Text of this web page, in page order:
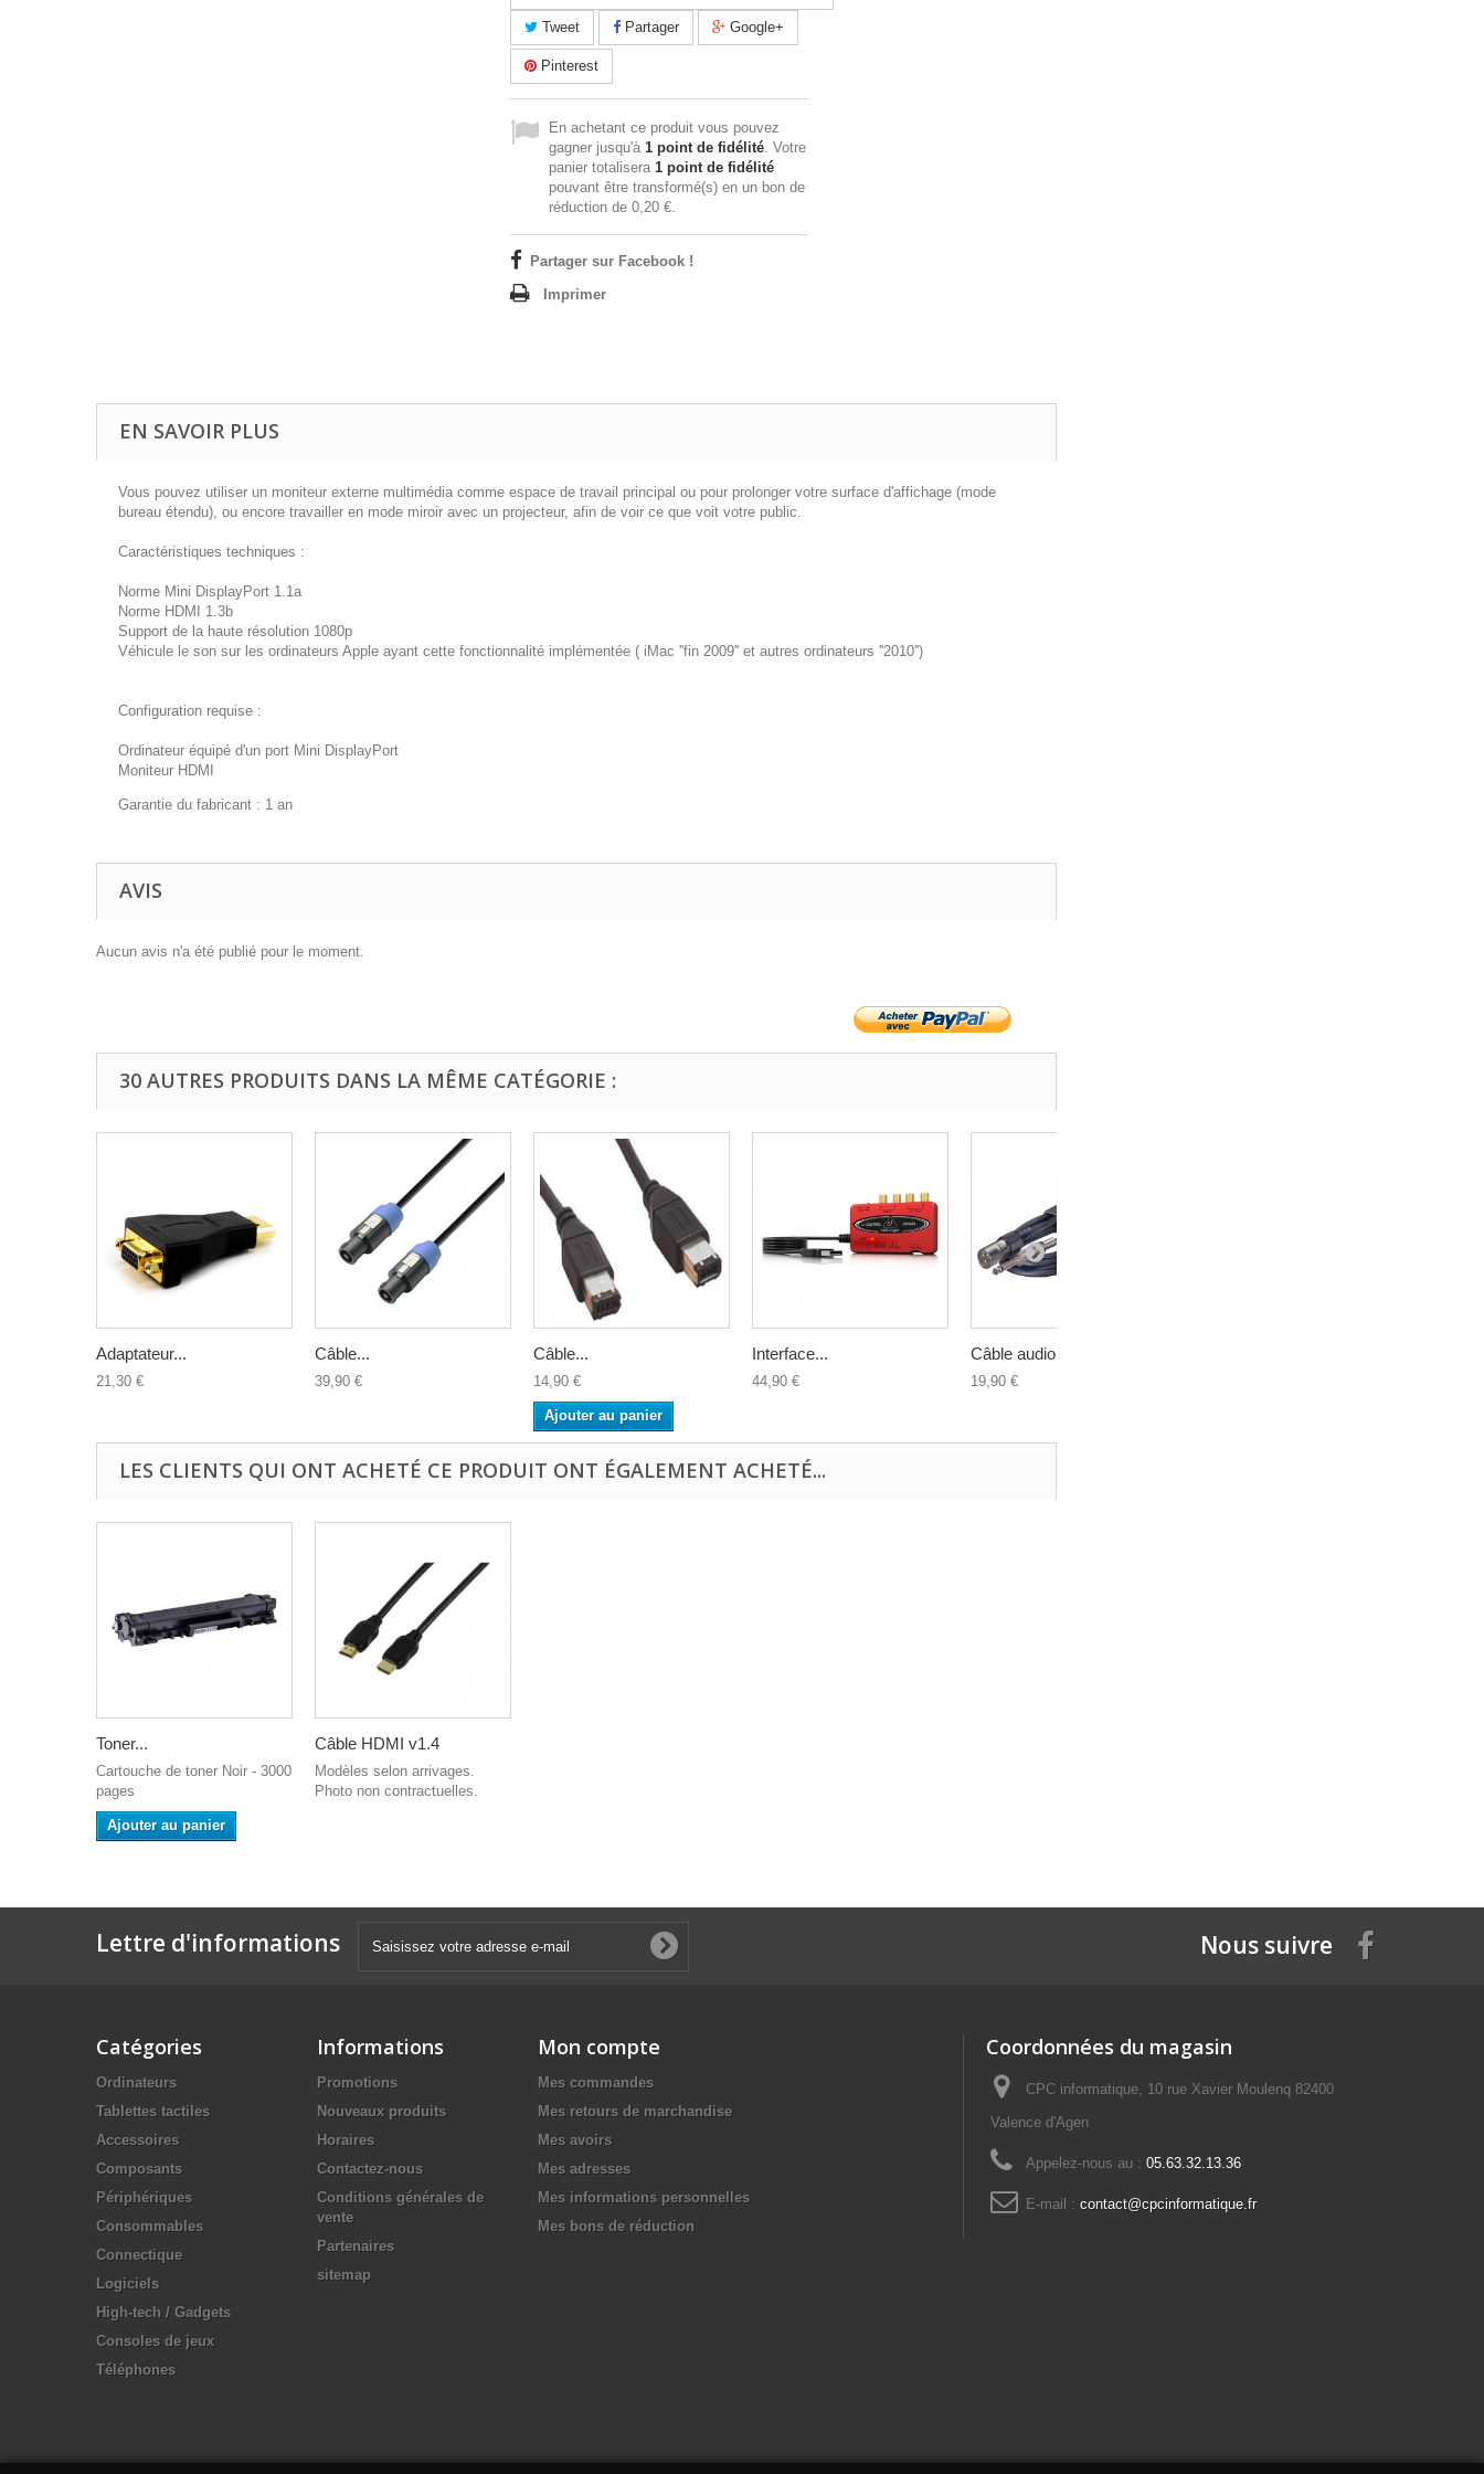
Tweet Partager Google+
Pinterest
En achetant ce produit vous pouvez
gagner jusqu'à 1 point de fidélité. Votre
panier totalisera 1 point de fidélité
pouvant être transformé(s) en un bon de
réduction de 0,20 €.
Partager sur Facebook !
Imprimer
EN SAVOIR PLUS
Vous pouvez utiliser un moniteur externe multimédia comme espace de travail principal ou pour prolonger votre surface d'affichage (mode
bureau étendu), ou encore travailler en mode miroir avec un projecteur, afin de voir ce que voit votre public.
Caractéristiques techniques :
Norme Mini DisplayPort 1.1a
Norme HDMI 1.3b
Support de la haute résolution 1080p
Véhicule le son sur les ordinateurs Apple ayant cette fonctionnalité implémentée ( iMac ''fin 2009'' et autres ordinateurs ''2010'')
Configuration requise :
Ordinateur équipé d'un port Mini DisplayPort
Moniteur HDMI
Garantie du fabricant : 1 an
AVIS
Aucun avis n'a été publié pour le moment.
30 AUTRES PRODUITS DANS LA MÊME CATÉGORIE :
Adaptateur...
21,30 €
Câble...
39,90 €
Câble...
14,90 €
Ajouter au panier
Interface...
44,90 €
Câble audio...
19,90 €
LES CLIENTS QUI ONT ACHETÉ CE PRODUIT ONT ÉGALEMENT ACHETÉ...
Toner...
Cartouche de toner Noir - 3000
pages
Ajouter au panier
Câble HDMI v1.4
Modèles selon arrivages.
Photo non contractuelles.
Lettre d'informations Nous suivre
Catégories
Ordinateurs
Tablettes tactiles
Accessoires
Composants
Périphériques
Consommables
Connectique
Logiciels
High-tech / Gadgets
Consoles de jeux
Téléphones
Informations
Promotions
Nouveaux produits
Horaires
Contactez-nous
Conditions générales de
vente
Partenaires
sitemap
Mon compte
Mes commandes
Mes retours de marchandise
Mes avoirs
Mes adresses
Mes informations personnelles
Mes bons de réduction
Coordonnées du magasin
CPC informatique, 10 rue Xavier Moulenq 82400
Valence d'Agen
Appelez-nous au : 05.63.32.13.36
E-mail : contact@cpcinformatique.fr